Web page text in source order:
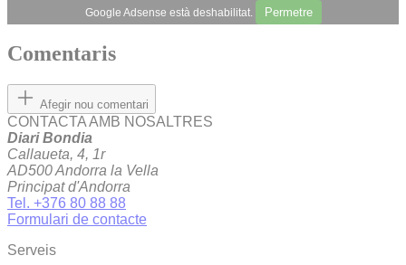
Google Adsense està deshabilitat. Permetre
Comentaris
Afegir nou comentari
CONTACTA AMB NOSALTRES
Diari Bondia
Callaueta, 4, 1r
AD500 Andorra la Vella
Principat d'Andorra
Tel. +376 80 88 88
Formulari de contacte
Serveis